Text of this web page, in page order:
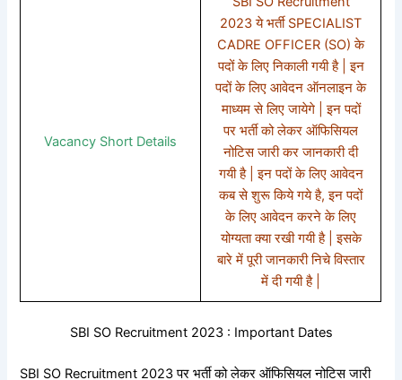
Vacancy Short Details
2023 ये भर्ती SPECIALIST
CADRE OFFICER (SO) के
पदों के लिए निकाली गयी है | इन
पदों के लिए आवेदन ऑनलाइन के
माध्यम से लिए जायेगे | इन पदों
पर भर्ती को लेकर ऑफिसियल
नोटिस जारी कर जानकारी दी
गयी है | इन पदों के लिए आवेदन
कब से शुरू किये गये है, इन पदों
के लिए आवेदन करने के लिए
योग्यता क्या रखी गयी है | इसके
बारे में पूरी जानकारी निचे विस्तार
में दी गयी है |
SBI SO Recruitment 2023 : Important Dates
SBI SO Recruitment 2023 पर भर्ती को लेकर ऑफिसियल नोटिस जारी